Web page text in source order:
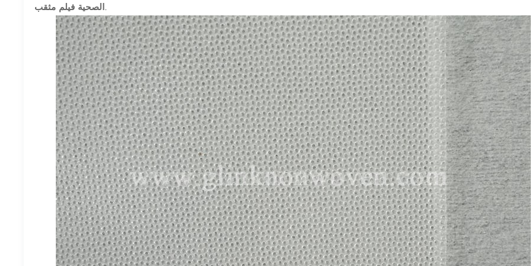
الصحية فيلم مثقب.